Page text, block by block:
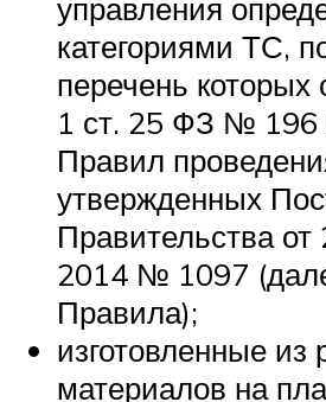
управления
категориями ТС,
перечень которых
1 ст. 25 ФЗ № 196
Правил
утвержденных
Правительства от
2014 № 1097
Правила);
изготовленные из
материалов на